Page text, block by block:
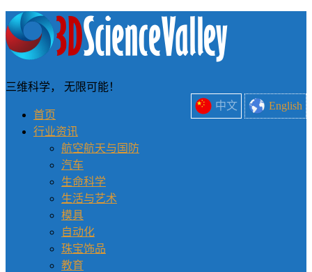
中文 English
三维科学， 无限可能！
首页
行业资讯
航空航天与国防
汽车
生命科学
生活与艺术
模具
自动化
珠宝饰品
教育